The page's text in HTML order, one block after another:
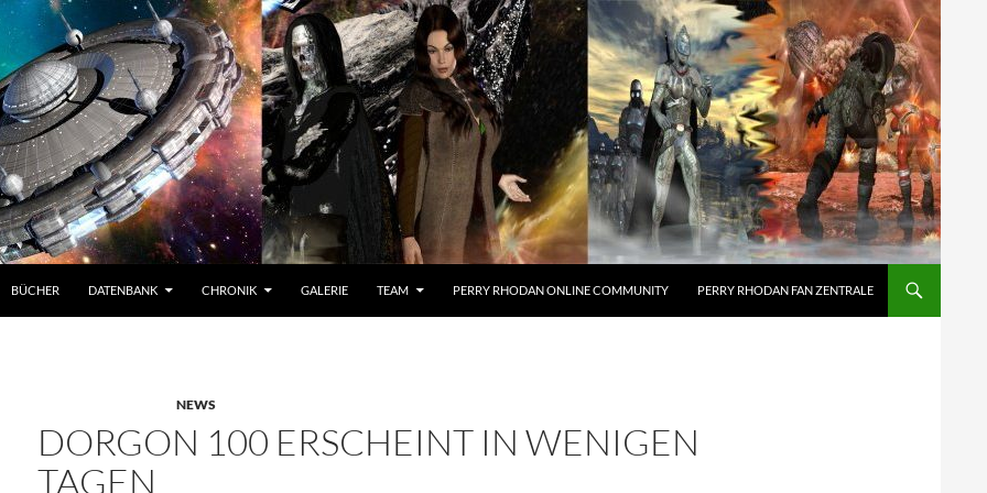
BÜCHER DATENBANK CHRONIK GALERIE TEAM PERRY RHODAN ONLINE COMMUNITY PERRY RHODAN FAN ZENTRALE
NEWS
DORGON 100 ERSCHEINT IN WENIGEN
TAGEN